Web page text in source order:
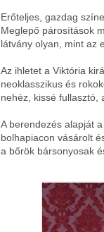
Erőteljes, gazdag
Meglepő párosítások
látvány olyan, mint az
Az ihletet a Viktória
neoklasszikus és
nehéz, kissé fullasztó,
A berendezés alapját
bolhapiacon vásárolt
a bőrök bársonyosak